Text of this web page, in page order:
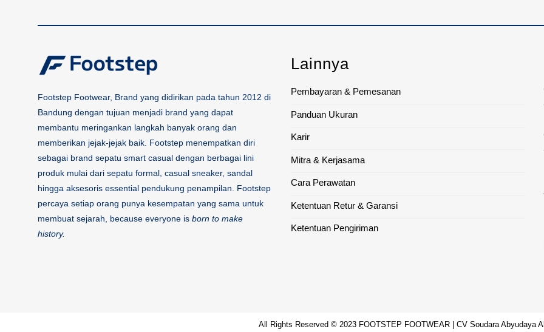
Footstep Footwear, Brand yang didirikan pada tahun 2012 di
Bandung dengan tujuan menjadi brand yang dapat
membantu meringankan langkah banyak orang dan
memberikan jejak-jejak baik. Footstep menempatkan diri
sebagai brand sepatu smart casual dengan berbagai lini
produk mulai dari sepatu formal, casual sneaker, sandal
hingga aksesoris essential pendukung penampilan. Footstep
percaya setiap orang punya kesempatan yang sama untuk
membuat sejarah, because everyone is born to make
history.
Lainnya
Pembayaran & Pemesanan
Panduan Ukuran
Karir
Mitra & Kerjasama
Cara Perawatan
Ketentuan Retur & Garansi
Ketentuan Pengiriman
All Rights Reserved © 2023 FOOTSTEP FOOTWEAR | CV Soudara Abyudaya